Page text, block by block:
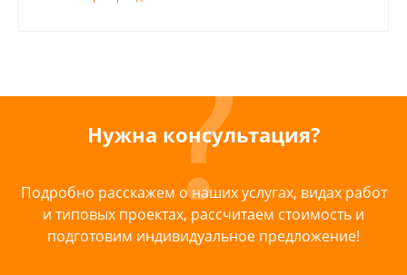
Нужна консультация?
Подробно расскажем о наших услугах, видах работ
и типовых проектах, рассчитаем стоимость и
подготовим индивидуальное предложение!